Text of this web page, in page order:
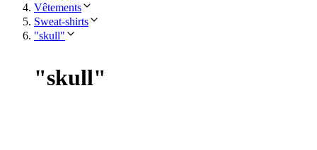
Vêtements
Sweat-shirts
"skull"
"skull"